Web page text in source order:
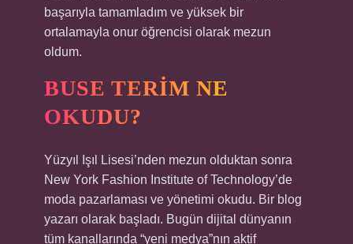
başarıyla tamamladım ve yüksek bir
ortalamayla onur öğrencisi olarak mezun
oldum.
BUSE TERIM NE
OKUDU?
Yüzyıl Işıl Lisesi’nden mezun olduktan sonra
New York Fashion Institute of Technology’de
moda pazarlaması ve yönetimi okudu. Bir blog
yazarı olarak başladı. Bugün dijital dünyanın
tüm kanallarında “yeni medya”nın aktif